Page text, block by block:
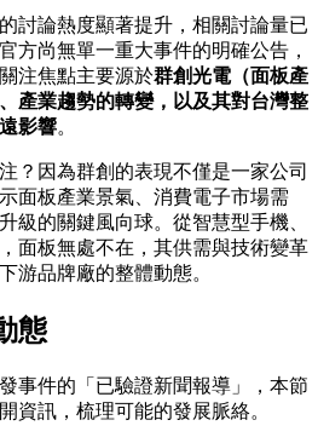
討論熱度顯著提升，相關討論量已
方尚無單一重大事件的明確公告，
注焦點主要源於群創光電（面板產
產業趨勢的轉變，以及其對台灣整
影響。
？因為群創的表現不僅是一家公司
面板產業景氣、消費電子市場需
級的關鍵風向球。從智慧型手機、
面板無處不在，其供需與技術變革
游品牌廠的整體動態。
態
事件的「已驗證新聞報導」，本節
資訊，梳理可能的發展脈絡。